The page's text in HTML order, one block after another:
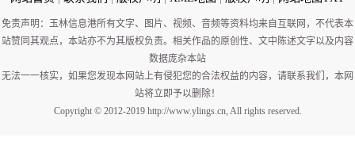
免责声明：玉林信息港所有文字、图片、视频、音频等资料均来自互联网，不代表本
站赞同其观点，本站亦不为其版权负责。相关作品的原创性、文中陈述文字以及内容
数据庞杂本站
无法一一核实，如果您发现本网站上有侵犯您的合法权益的内容，请联系我们，本网
站将立即予以删除！
Copyright © 2012-2019 http://www.ylings.cn, All rights reserved.